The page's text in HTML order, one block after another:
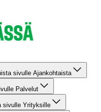
sivulle Ajankohtaista
Palvelut
sivulle Yrityksille